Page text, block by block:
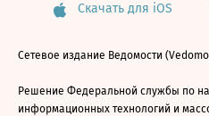
Скачать для iOS
Сетевое издание Ведомости
Решение Федеральной службы по
информационных технологий и